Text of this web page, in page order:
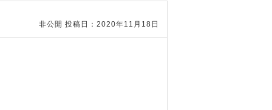
非公開 投稿日：2020年11月18日